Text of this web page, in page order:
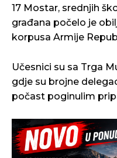
17 Mostar, srednjih
građana počelo je
korpusa Armije
Učesnici su sa Trga
gdje su brojne
počast poginulim